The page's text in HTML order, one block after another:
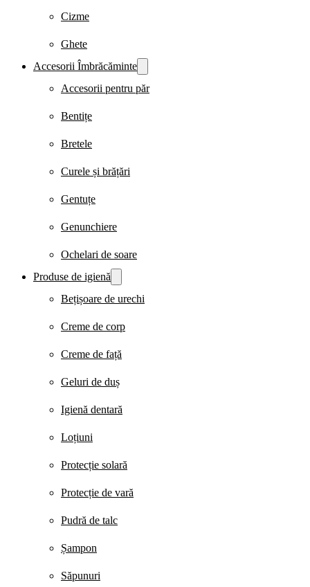
Cizme
Ghete
Accesorii Îmbrăcăminte
Accesorii pentru păr
Bentițe
Bretele
Curele și brățări
Gentuțe
Genunchiere
Ochelari de soare
Produse de igienă
Bețișoare de urechi
Creme de corp
Creme de față
Geluri de duș
Igienă dentară
Loțiuni
Protecție solară
Protecție de vară
Pudră de talc
Șampon
Săpunuri